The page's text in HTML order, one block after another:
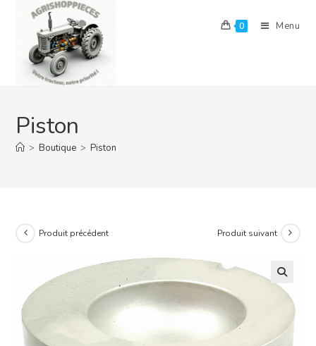
content
0 Menu
Piston
> Boutique > Piston
Produit précédent Produit suivant